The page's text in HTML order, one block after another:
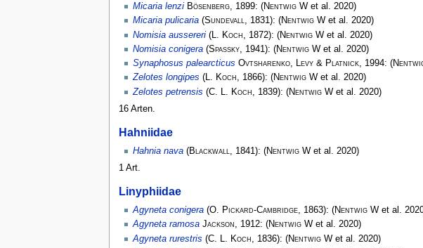
Micaria lenzi Bösenberg, 1899: (Nentwig Wet al. 2020)
Micaria pulicaria(Sundevall, 1831): (Nentwig Wet al. 2020)
Nomisia aussereri(L. Koch , 1872): (Nentwig Wet al. 2020)
Nomisia conigera(Spassky, 1941): (Nentwig Wet al. 2020)
Synaphosus palearcticus Ovtsharenko, Levy & Platnick, 1994: (
Zelotes longipes (L. Koch, 1866): (Nentwig Wet al. 2020)
Zelotes petrensis (C. L. Koch , 1839): (Nentwig Wet al. 2020)
16 Arten.
Hahniidae
Hahnia nava(Blackwall, 1841): (Nentwig Wet al. 2020)
1 Art.
Linyphiidae
Agyneta conigera(O. Pickard-Cambridge, 1863): (Nentwig Wet al.
Agyneta ramosa Jackson, 1912: (Nentwig Wet al. 2020)
Agyneta rurestris (C. L. Koch , 1836): (Nentwig Wet al. 2020)